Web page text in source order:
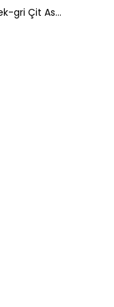
2'li Takım Gri Desenli Gömlek-gri Çit Askılı Şort